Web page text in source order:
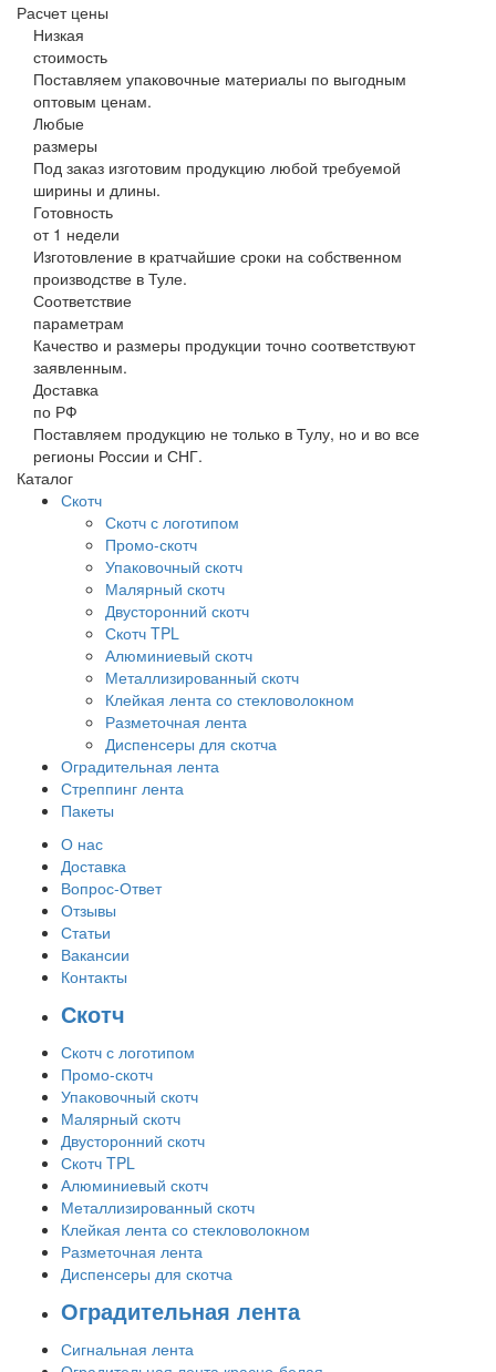
Расчет цены
Низкая
стоимость
Поставляем упаковочные материалы по выгодным
оптовым ценам.
Любые
размеры
Под заказ изготовим продукцию любой требуемой
ширины и длины.
Готовность
от 1 недели
Изготовление в кратчайшие сроки на собственном
производстве в Туле.
Соответствие
параметрам
Качество и размеры продукции точно соответствуют
заявленным.
Доставка
по РФ
Поставляем продукцию не только в Тулу, но и во все
регионы России и СНГ.
Каталог
Скотч
Скотч с логотипом
Промо-скотч
Упаковочный скотч
Малярный скотч
Двусторонний скотч
Скотч TPL
Алюминиевый скотч
Металлизированный скотч
Клейкая лента со стекловолокном
Разметочная лента
Диспенсеры для скотча
Оградительная лента
Стреппинг лента
Пакеты
О нас
Доставка
Вопрос-Ответ
Отзывы
Статьи
Вакансии
Контакты
Скотч
Скотч с логотипом
Промо-скотч
Упаковочный скотч
Малярный скотч
Двусторонний скотч
Скотч TPL
Алюминиевый скотч
Металлизированный скотч
Клейкая лента со стекловолокном
Разметочная лента
Диспенсеры для скотча
Оградительная лента
Сигнальная лента